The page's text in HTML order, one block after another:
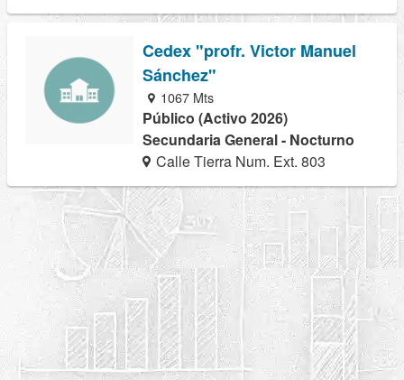
Cedex "profr. Victor Manuel
Sánchez"
1067 Mts
Público (Activo 2026)
Secundaria General - Nocturno
Calle Tierra Num. Ext. 803